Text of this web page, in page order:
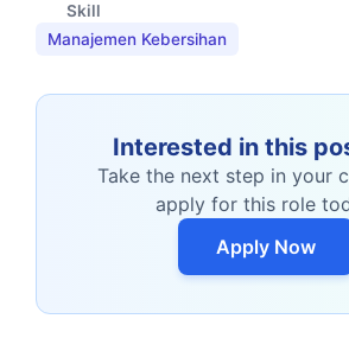
Skill
Manajemen Kebersihan
Interested in this
Take the next step in your
apply for this role
Apply Now